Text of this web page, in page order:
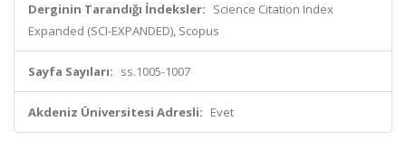
Derginin Tarandığı İndeksler: Science Citation Index
Expanded (SCI-EXPANDED), Scopus
Sayfa Sayıları: ss.1005-1007
Akdeniz Üniversitesi Adresli: Evet